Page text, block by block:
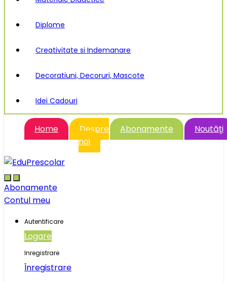
Diplome
Creativitate si Indemanare
Decoratiuni, Decoruri, Mascote
Idei Cadouri
Home
Despre
noi
Abonamente Noutăţi
Abonamente
Contul meu
Autentificare
Logare
Inregistrare
Înregistrare